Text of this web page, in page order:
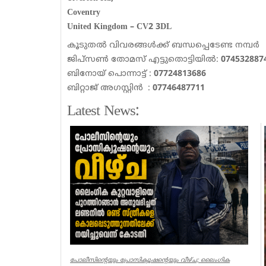
Coventry
United Kingdom – CV2 3DL
കൂടുതൽ വിവരങ്ങൾക്ക് ബന്ധപ്പെടേണ്ട നമ്പർ
ജിപ്സൺ തോമസ് എട്ടുതൊട്ടിയിൽ:
ബിനോയ് പൊന്നാട്ട് : 07724813686
ബിറ്റാജ് അഗസ്റ്റിൻ : 07746487711
Latest News:
പോലീസിന്റെയും പ്രോസിക്യൂഷന്റെയും വീഴ്ച; ലൈംഗിക